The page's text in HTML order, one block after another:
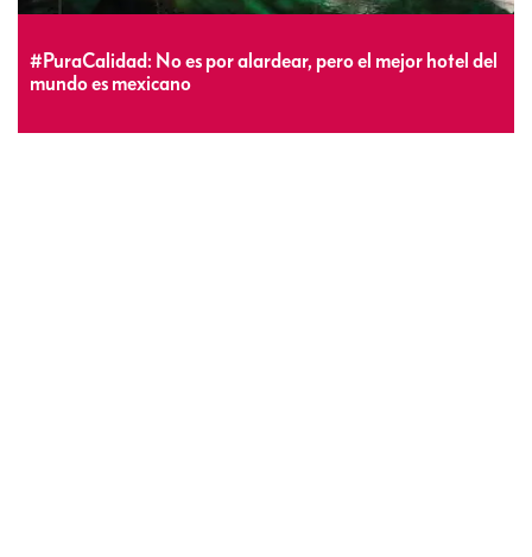
#PuraCalidad: No es por alardear, pero el mejor hotel del
mundo es mexicano